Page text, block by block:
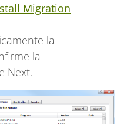
Migration
la
la
Next.